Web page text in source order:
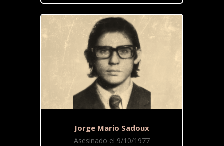
Jorge Mario Sadoux
Asesinado el 9/10/1977